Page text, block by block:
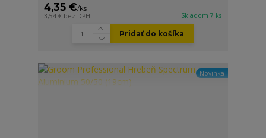
4,35 €/ks
3,54 € bez DPH Skladom 7 ks
Pridať do košíka
Novinka